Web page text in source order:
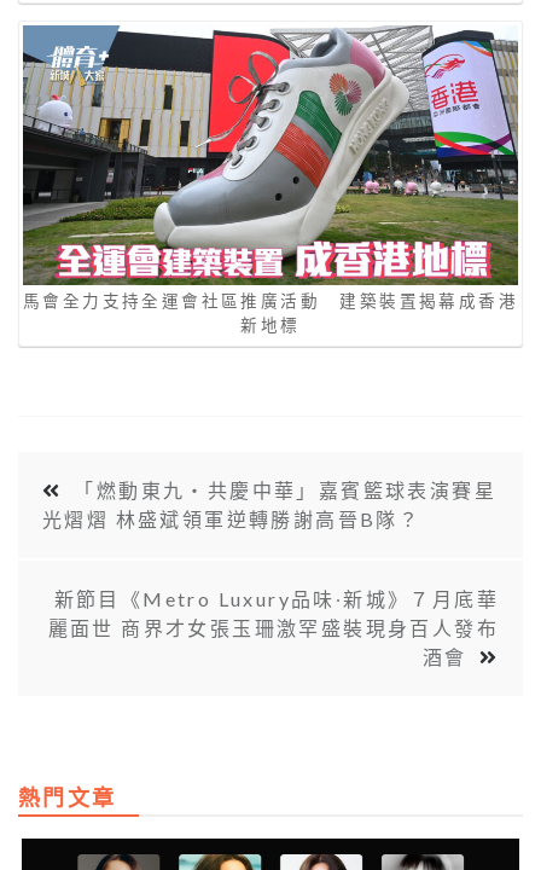
馬會全力支持全運會社區推廣活動 建築裝置揭幕成香港
新地標
「燃動東九‧共慶中華」嘉賓籃球表演賽星
光熠熠 林盛斌領軍逆轉勝謝高晉B隊？
新節目《Metro Luxury品味∙新城》７月底華
麗面世 商界才女張玉珊激罕盛裝現身百人發布
酒會
熱門文章